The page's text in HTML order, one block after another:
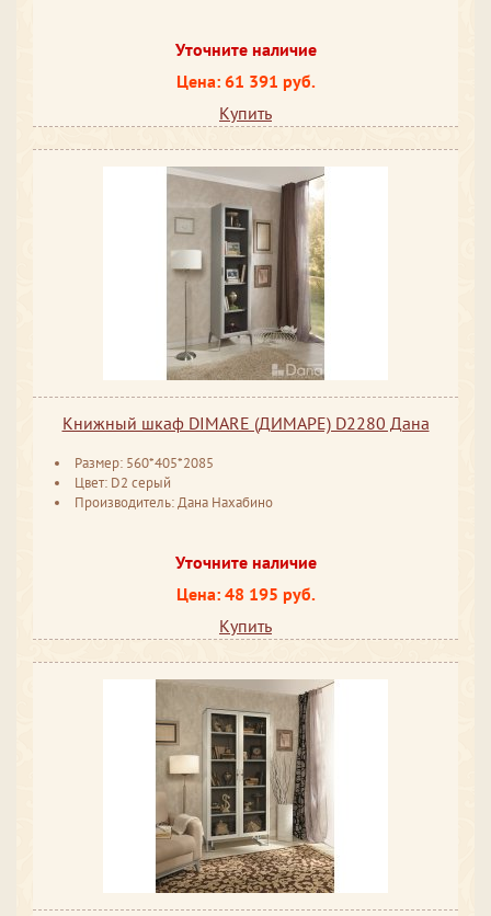
Уточните наличие
Цена: 61 391 руб.
Купить
Книжный шкаф DIMARE (ДИМАРЕ) D2280 Дана
Размер: 560*405*2085
Цвет: D2 серый
Производитель: Дана Нахабино
Уточните наличие
Цена: 48 195 руб.
Купить